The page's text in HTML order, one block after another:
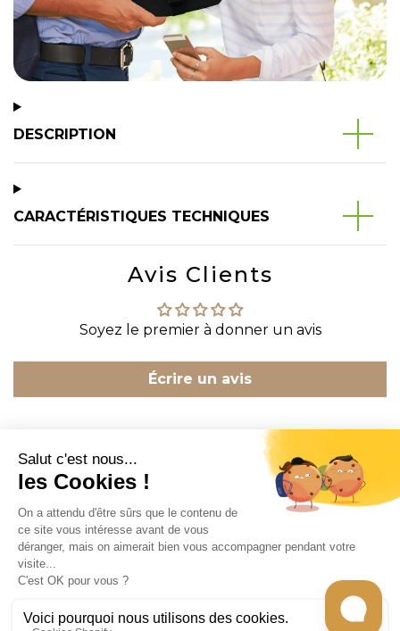
DESCRIPTION
CARACTÉRISTIQUES TECHNIQUES
Avis Clients
Soyez le premier à donner un avis
Écrire un avis
CONTACT
INFORMATION
EN SAVOIR PLUS
RECEVEZ LES RECETTES DE CHEF CARO